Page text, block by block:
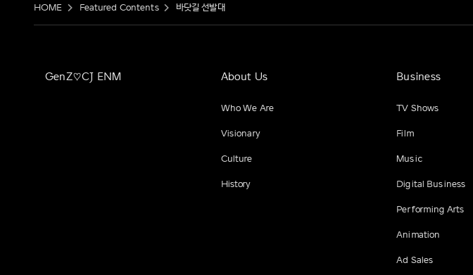
HOME Featured Contents 바닷길 선발대
GenZ♡CJ ENM About Us
Who We Are
Visionary
Culture
History
Business
TV Shows
Film
Music
Digital Business
Performing Arts
Animation
Ad Sales